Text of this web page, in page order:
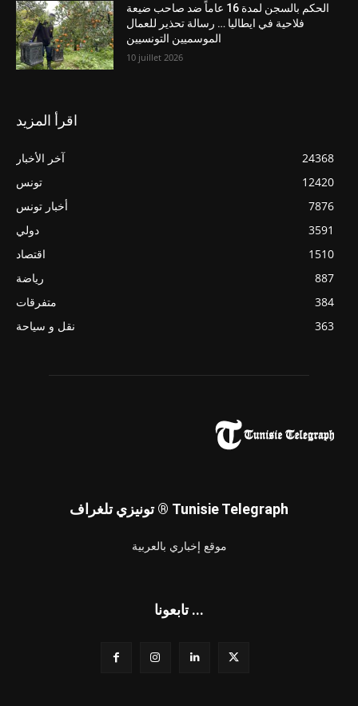
الحكم بالسجن لمدة 16 عاماً ضد صاحب ضيعة
فلاحية في ايطاليا … رسالة تحذير للعمال
الموسميين التونسيين
10 juillet 2026
اقرأ المزيد
آخر الأخبار
24368
تونس
12420
أخبار تونس
7876
دولي
3591
اقتصاد
1510
رياضة
887
متفرقات
384
نقل و سياحة
363
تونيزي تلغراف ® Tunisie Telegraph
موقع إخباري بالعربية
تابعونا ...